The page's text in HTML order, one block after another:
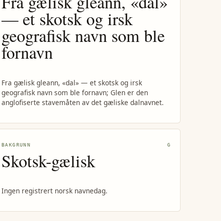
— et skotsk og irsk
geografisk navn som ble
fornavn
Fra gælisk gleann, «dal» — et skotsk og irsk
geografisk navn som ble fornavn; Glen er den
anglofiserte stavemåten av det gæliske dalnavnet.
BAKGRUNN G
Skotsk-gælisk
Ingen registrert norsk navnedag.